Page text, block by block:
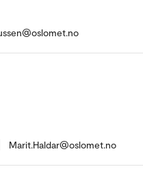
Marit.Haldar@oslomet.no